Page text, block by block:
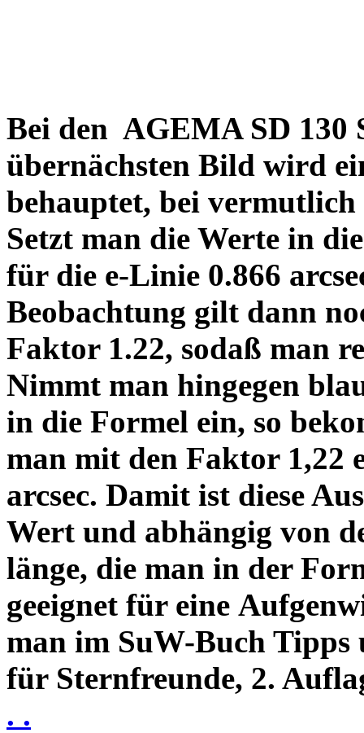
Bei den AGEMA SD 130
übernächsten Bild wird
behauptet, bei vermutlich
Setzt man die Werte in
für die e-Linie 0.866
Beobachtung gilt dann
Faktor 1.22, sodaß man
Nimmt man hingegen
in die Formel ein, so
man mit den Faktor 1,22
arcsec. Damit ist diese
Wert und abhängig von
länge, die man in der
geeignet für eine
man im SuW-Buch Tipps
für Sternfreunde, 2.
. .